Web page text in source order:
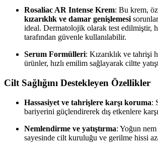
Rosaliac AR Intense Krem: Bu krem,
kızarıklık ve damar genişlemesi
ideal. Dermatolojik olarak test edilmiştir,
tarafından güvenle kullanılabilir.
Serum Formülleri: Kızarıklık ve tahrişi
ürünler, hızlı emilim sağlayarak ciltte
Cilt Sağlığını Destekleyen Özellikler
Hassasiyet ve tahrişlere karşı koruma:
bariyerini güçlendirerek dış etkenlere karşı
Nemlendirme ve yatıştırma: Yoğun nem
sayesinde cilt kuruluğu ve gerilme hissi